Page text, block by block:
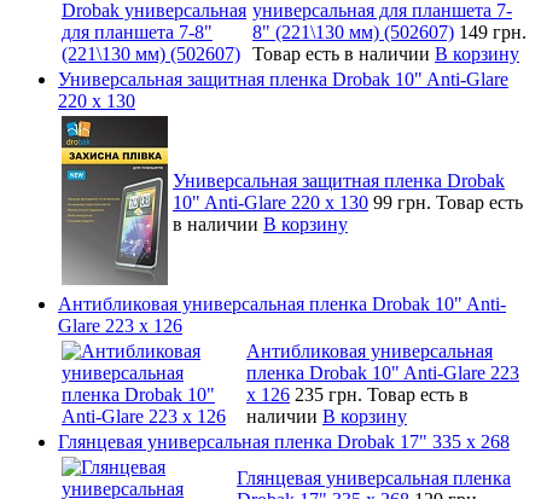
универсальная для планшета 7-
8" (221\130 мм) (502607) 149 грн.
Товар есть в наличии В корзину
Универсальная защитная пленка Drobak 10" Anti-Glare
220 x 130
Универсальная защитная пленка Drobak
10" Anti-Glare 220 x 130 99 грн. Товар есть
в наличии В корзину
Антибликовая универсальная пленка Drobak 10" Anti-
Glare 223 x 126
Антибликовая универсальная
пленка Drobak 10" Anti-Glare 223
x 126 235 грн. Товар есть в
наличии В корзину
Глянцевая универсальная пленка Drobak 17" 335 х 268
Глянцевая универсальная пленка